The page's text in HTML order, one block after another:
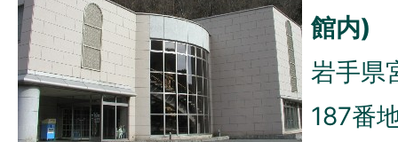
館内)
岩手県
187番